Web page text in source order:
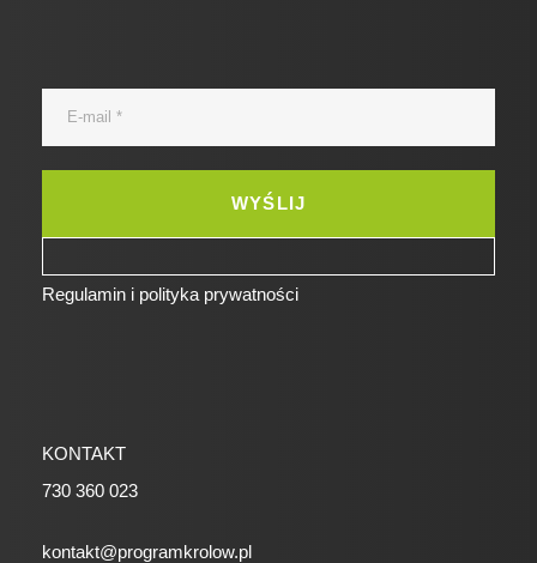
Regulamin i polityka prywatności
KONTAKT
730 360 023
kontakt@programkrolow.pl